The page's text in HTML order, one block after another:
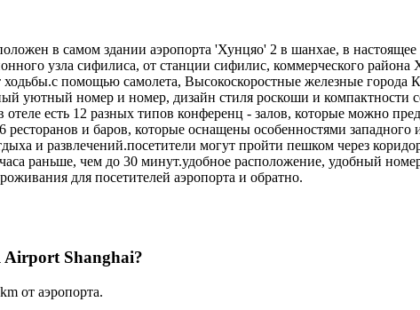
в самом здании аэропорта 'Хунцяо' 2 в шанхае, в
узла сифилиса, от станции сифилис, коммерческого
помощью самолета, Высокоскоростные железные города
уютный номер и номер, дизайн стиля роскоши и компактности
есть 12 разных типов конференц - залов, которые можно
и баров, которые оснащены особенностями западного
и развлечений.посетители могут пройти пешком через
раньше, чем до 30 минут.удобное расположение, удобный
для посетителей аэропорта и обратно.
Airport Shanghai?
от аэропорта.